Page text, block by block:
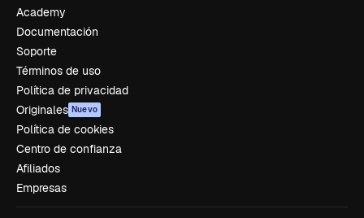
Academy
Documentación
Soporte
Términos de uso
Política de privacidad
Originales Nuevo
Política de cookies
Centro de confianza
Afiliados
Empresas